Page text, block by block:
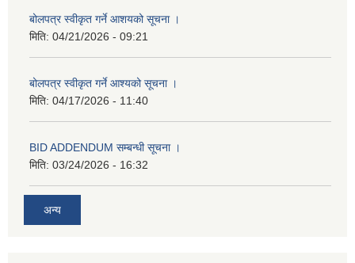
बोलपत्र स्वीकृत गर्ने आशयको सूचना ।
मिति: 04/21/2026 - 09:21
बोलपत्र स्वीकृत गर्ने आश्यको सूचना ।
मिति: 04/17/2026 - 11:40
BID ADDENDUM सम्बन्धी सूचना ।
मिति: 03/24/2026 - 16:32
अन्य